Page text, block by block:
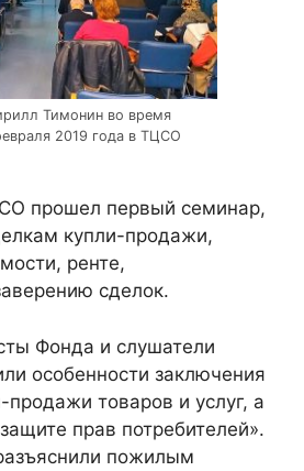
Тимонин во время
2019 года в ТЦСО
прошел первый семинар,
купли-продажи,
ренте,
сделок.
Фонда и слушатели
особенности заключения
продажи товаров и услуг, а
прав потребителей».
пожилым